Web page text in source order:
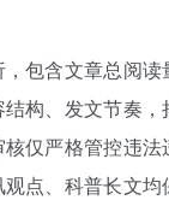
包含文章总阅
构、发文节奏
仅严格管控违
点、科普长文